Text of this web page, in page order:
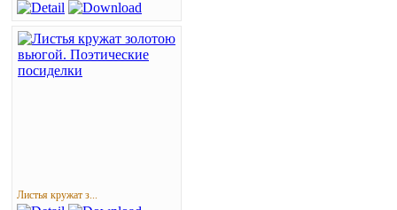
Листья кружат з...